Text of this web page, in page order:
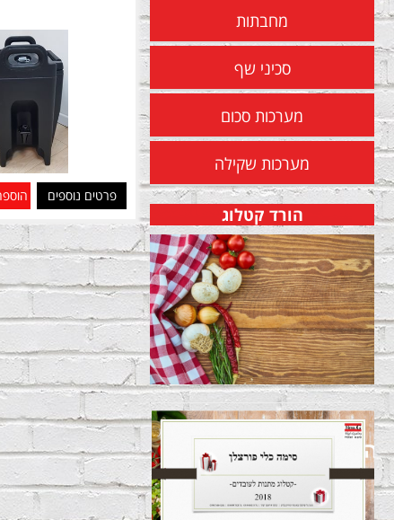
מחבתות
סכיני שף
מערכות סכום
מערכות שקילה
הורד קטלוג
פרטים נוספים